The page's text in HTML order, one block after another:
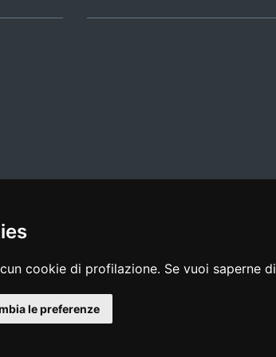
cookie di profilazione. Se vuoi saperne
le preferenze
di accessibilità | feedback